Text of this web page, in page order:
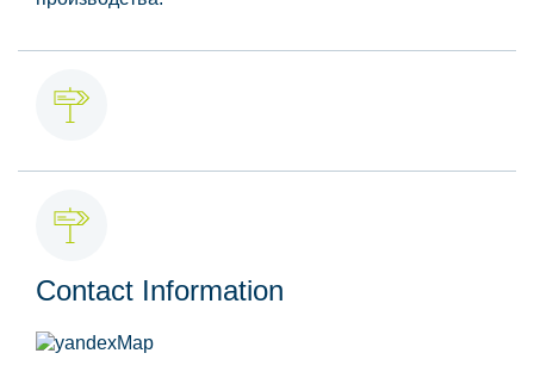
Contact Information